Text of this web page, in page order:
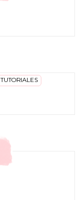
TUTORIALES